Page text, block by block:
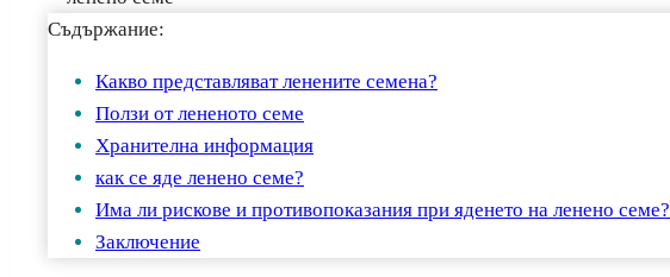
Съдържание:
Какво представляват ленените семена?
Ползи от лененото семе
Хранителна информация
как се яде ленено семе?
Има ли рискове и противопоказания при яденето на ленено семе?
Заключение